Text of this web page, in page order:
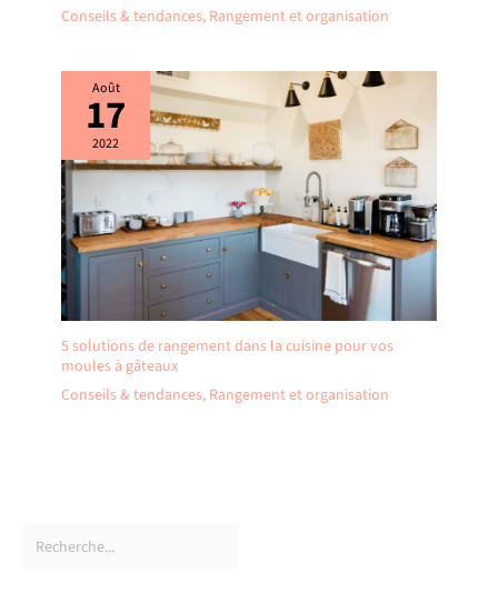
Conseils & tendances, Rangement et organisation
Août
17
2022
5 solutions de rangement dans la cuisine pour vos
moules à gâteaux
Conseils & tendances, Rangement et organisation